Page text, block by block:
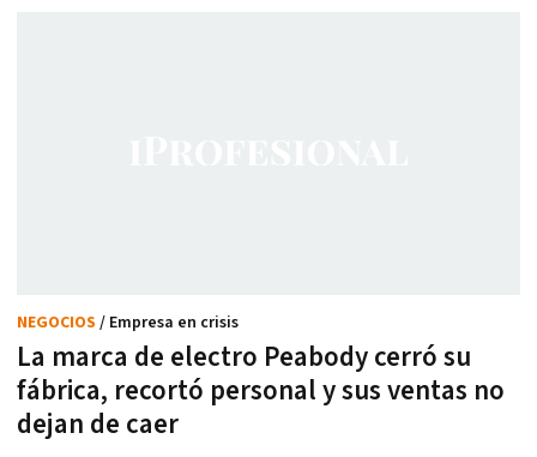
La marca de electro Peabody cerró su
fábrica, recortó personal y sus ventas no
dejan de caer
NEGOCIOS / Empresa en crisis